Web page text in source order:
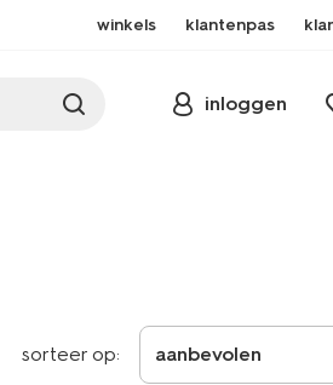
winkels klantenpas
inloggen
sorteer op: aanbevolen
vegan